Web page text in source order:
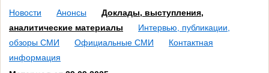
Новости Анонсы
Доклады, выступления,
аналитические материалы
Интервью, публикации,
обзоры СМИ
Официальные СМИ
Контактная
информация